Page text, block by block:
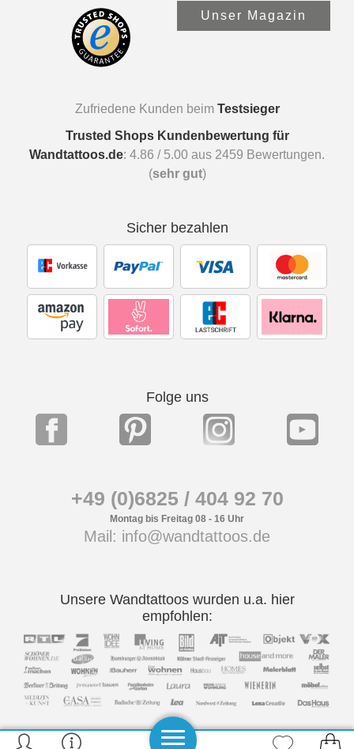
Unser Magazin
Zufriedene Kunden beim Testsieger
Trusted Shops Kundenbewertung für
Wandtattoos.de: 4.86 / 5.00 aus 2459 Bewertungen.
(sehr gut)
Sicher bezahlen
Folge uns
+49 (0)6825 / 404 92 70
Montag bis Freitag 08 - 16 Uhr
Mail: info@wandtattoos.de
Unsere Wandtattoos wurden u.a. hier
empfohlen: